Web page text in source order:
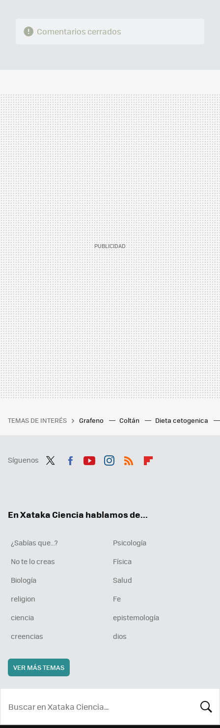
Comentarios cerrados
TEMAS DE INTERÉS Grafeno Coltán Dieta cetogenica
Síguenos
En Xataka Ciencia hablamos de...
¿Sabías que...?
Psicología
No te lo creas
Física
Biología
Salud
religion
Fe
ciencia
epistemología
creencias
dios
VER MÁS TEMAS